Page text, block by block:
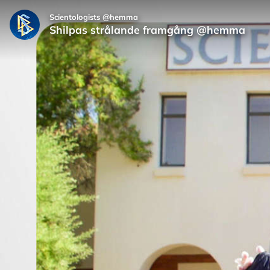
Scientologists @hemma
Shilpas strålande framgång @hemma